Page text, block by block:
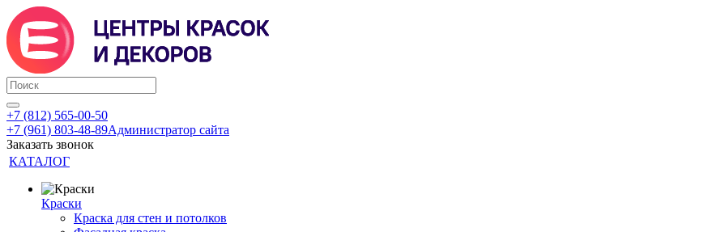
+7 (812) 565-00-50
+7 (961) 803-48-89Администратор сайта
Заказать звонок
КАТАЛОГ
Краски
Краска для стен и потолков